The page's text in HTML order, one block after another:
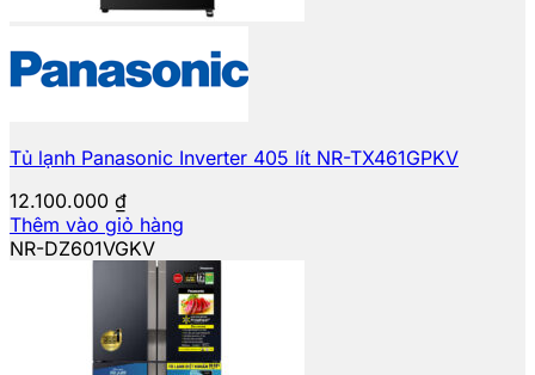
Tủ lạnh Panasonic Inverter 405 lít NR-TX461GPKV
12.100.000 ₫
Thêm vào giỏ hàng
NR-DZ601VGKV